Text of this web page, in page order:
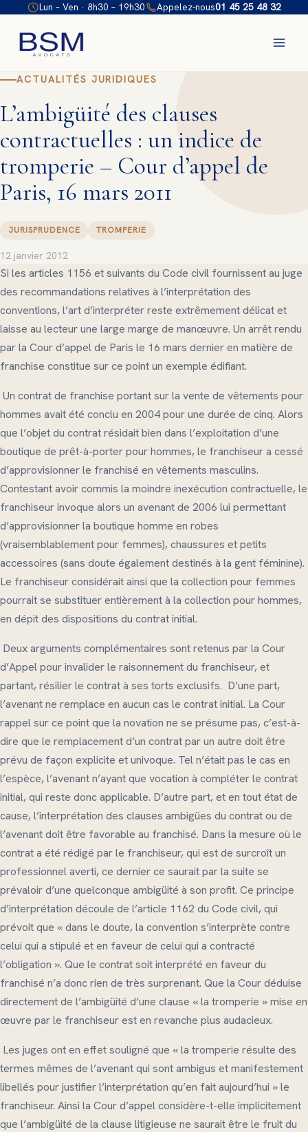
contenu
Lun – Ven · 8h30 – 19h30 Appelez-nous01 45 25 48 32
ACTUALITÉS JURIDIQUES
L’ambigüité des clauses
contractuelles : un indice de
tromperie – Cour d’appel de
Paris, 16 mars 2011
JURISPRUDENCE TROMPERIE
12 janvier 2012
Si les articles 1156 et suivants du Code civil fournissent au juge
des recommandations relatives à l’interprétation des
conventions, l’art d’interpréter reste extrêmement délicat et
laisse au lecteur une large marge de manœuvre. Un arrêt rendu
par la Cour d’appel de Paris le 16 mars dernier en matière de
franchise constitue sur ce point un exemple édifiant.
Un contrat de franchise portant sur la vente de vêtements pour
hommes avait été conclu en 2004 pour une durée de cinq. Alors
que l’objet du contrat résidait bien dans l’exploitation d’une
boutique de prêt-à-porter pour hommes, le franchiseur a cessé
d’approvisionner le franchisé en vêtements masculins.
Contestant avoir commis la moindre inexécution contractuelle, le
franchiseur invoque alors un avenant de 2006 lui permettant
d’approvisionner la boutique homme en robes
(vraisemblablement pour femmes), chaussures et petits
accessoires (sans doute également destinés à la gent féminine).
Le franchiseur considérait ainsi que la collection pour femmes
pourrait se substituer entièrement à la collection pour hommes,
en dépit des dispositions du contrat initial.
Deux arguments complémentaires sont retenus par la Cour
d’Appel pour invalider le raisonnement du franchiseur, et
partant, résilier le contrat à ses torts exclusifs. D’une part,
l’avenant ne remplace en aucun cas le contrat initial. La Cour
rappel sur ce point que la novation ne se présume pas, c’est-à-
dire que le remplacement d’un contrat par un autre doit être
prévu de façon explicite et univoque. Tel n’était pas le cas en
l’espèce, l’avenant n’ayant que vocation à compléter le contrat
initial, qui reste donc applicable. D’autre part, et en tout état de
cause, l’interprétation des clauses ambigües du contrat ou de
l’avenant doit être favorable au franchisé. Dans la mesure où le
contrat a été rédigé par le franchiseur, qui est de surcroît un
professionnel averti, ce dernier ce saurait par la suite se
prévaloir d’une quelconque ambigüité à son profit. Ce principe
d’interprétation découle de l’article 1162 du Code civil, qui
prévoit que « dans le doute, la convention s’interprète contre
celui qui a stipulé et en faveur de celui qui a contracté
l’obligation ». Que le contrat soit interprété en faveur du
franchisé n’a donc rien de très surprenant. Que la Cour déduise
directement de l’ambigüité d’une clause « la tromperie » mise en
œuvre par le franchiseur est en revanche plus audacieux.
Les juges ont en effet souligné que « la tromperie résulte des
termes mêmes de l’avenant qui sont ambigus et manifestement
libellés pour justifier l’interprétation qu’en fait aujourd’hui » le
franchiseur. Ainsi la Cour d’appel considère-t-elle implicitement
que l’ambigüité de la clause litigieuse ne saurait être le fruit du